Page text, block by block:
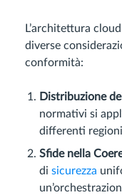
L’architettura
diverse
conformità:
Distribuzione
normativi si
differenti
Sfide nella
di sicurezza